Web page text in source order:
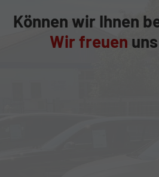
Können wir Ihnen
Wir freuen